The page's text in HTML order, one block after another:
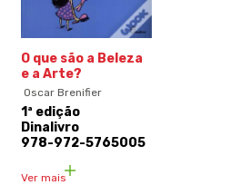
O que são a Beleza
e a Arte?
Oscar Brenifier
1ª edição
Dinalivro
978-972-5765005
Ver mais